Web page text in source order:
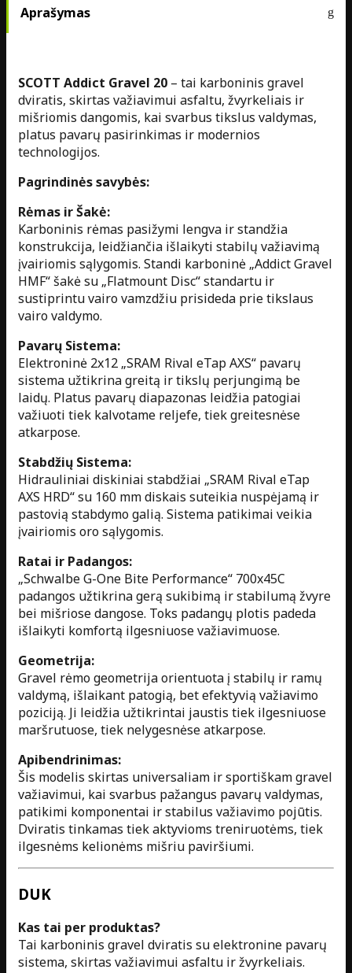
Aprašymas
SCOTT Addict Gravel 20 – tai karboninis gravel
dviratis, skirtas važiavimui asfaltu, žvyrkeliais ir
mišriomis dangomis, kai svarbus tikslus valdymas,
platus pavarų pasirinkimas ir modernios
technologijos.
Pagrindinės savybės:
Rėmas ir Šakė:
Karboninis rėmas pasižymi lengva ir standžia
konstrukcija, leidžiančia išlaikyti stabilų važiavimą
įvairiomis sąlygomis. Standi karboninė „Addict Gravel
HMF“ šakė su „Flatmount Disc“ standartu ir
sustiprintu vairo vamzdžiu prisideda prie tikslaus
vairo valdymo.
Pavarų Sistema:
Elektroninė 2x12 „SRAM Rival eTap AXS“ pavarų
sistema užtikrina greitą ir tikslų perjungimą be
laidų. Platus pavarų diapazonas leidžia patogiai
važiuoti tiek kalvotame reljefe, tiek greitesnėse
atkarpose.
Stabdžių Sistema:
Hidrauliniai diskiniai stabdžiai „SRAM Rival eTap
AXS HRD“ su 160 mm diskais suteikia nuspėjamą ir
pastovią stabdymo galią. Sistema patikimai veikia
įvairiomis oro sąlygomis.
Ratai ir Padangos:
„Schwalbe G-One Bite Performance“ 700x45C
padangos užtikrina gerą sukibimą ir stabilumą žvyre
bei mišriose dangose. Toks padangų plotis padeda
išlaikyti komfortą ilgesniuose važiavimuose.
Geometrija:
Gravel rėmo geometrija orientuota į stabilų ir ramų
valdymą, išlaikant patogią, bet efektyvią važiavimo
poziciją. Ji leidžia užtikrintai jaustis tiek ilgesniuose
maršrutuose, tiek nelygesnėse atkarpose.
Apibendrinimas:
Šis modelis skirtas universaliam ir sportiškam gravel
važiavimui, kai svarbus pažangus pavarų valdymas,
patikimi komponentai ir stabilus važiavimo pojūtis.
Dviratis tinkamas tiek aktyvioms treniruotėms, tiek
ilgesnėms kelionėms mišriu paviršiumi.
DUK
Kas tai per produktas?
Tai karboninis gravel dviratis su elektronine pavarų
sistema, skirtas važiavimui asfaltu ir žvyrkeliais.